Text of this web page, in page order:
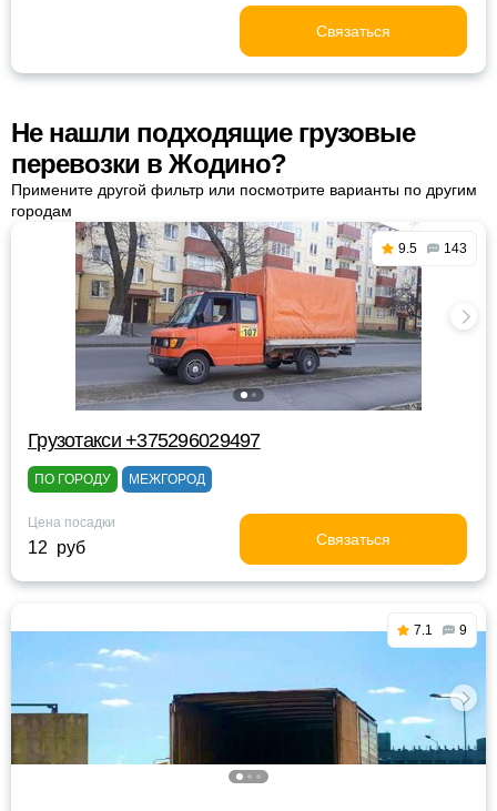
Связаться
Не нашли подходящие грузовые
перевозки в Жодино?
Примените другой фильтр или посмотрите варианты по другим
городам
9.5 143
Грузотакси +375296029497
ПО ГОРОДУ МЕЖГОРОД
Цена посадки
12 руб Связаться
7.1 9